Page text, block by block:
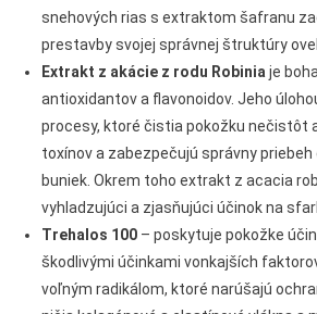
snehových rias s extraktom šafranu
prestavby svojej správnej štruktúry
Extrakt z akácie z rodu Robinia je
antioxidantov a flavonoidov. Jeho
procesy, ktoré čistia pokožku nečistôt
toxínov a zabezpečujú správny
buniek. Okrem toho extrakt z acacia
vyhladzujúci a zjasňujúci účinok na
Trehalos 100– poskytuje pokožke
škodlivými účinkami vonkajších
voľným radikálom, ktoré narúšajú